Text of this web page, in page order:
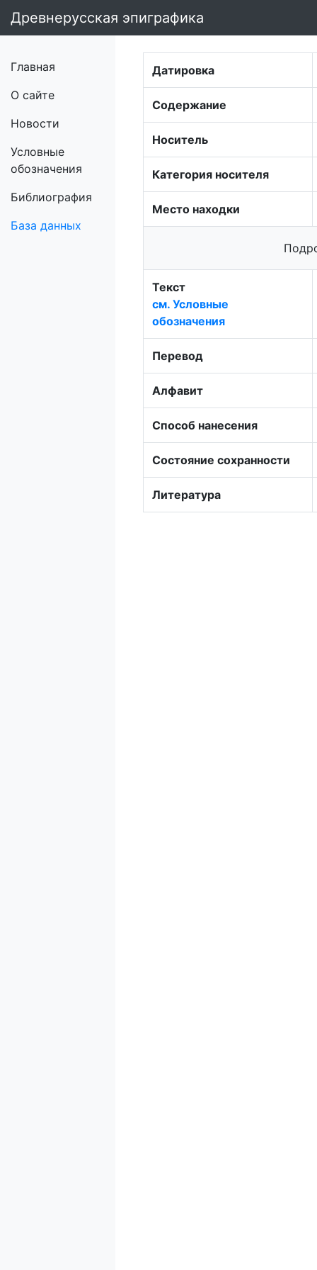
Древнерусская эпиграфика
Главная
О сайте
Новости
Условные
обозначения
Библиография
База данных
Датировка
Содержание
Носитель
Категория носителя
Место находки
Текст
см. Условные
обозначения
Перевод
Алфавит
Способ нанесения
Состояние сохранности
Литература